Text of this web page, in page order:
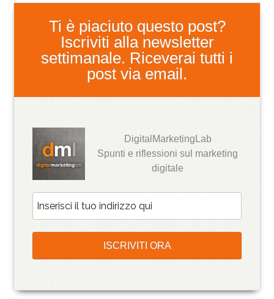
Ti è piaciuto questo post?
Iscriviti alla newsletter
settimanale. Riceverai tutti i
post via email.
DigitalMarketingLab
Spunti e riflessioni sul marketing
digitale